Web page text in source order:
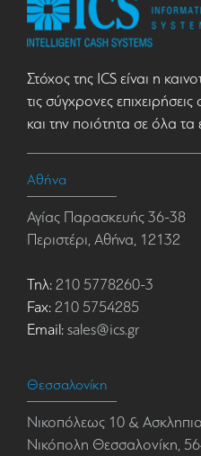
Στόχος της ICS είναι η
τις σύγχρονες
και την ποιότητα σε όλα τα
Αθήνα
Αγίας Παρασκευής 36-38
Περιστέρι, Αθήνα, 12132
Τηλ: 210 5778260-3
Fax: 210 5754285
Email: sales@ics.gr
Θεσσαλονίκη
Νικοπόλεως 10 &
Νικόπολη Θεσσαλονίκη,